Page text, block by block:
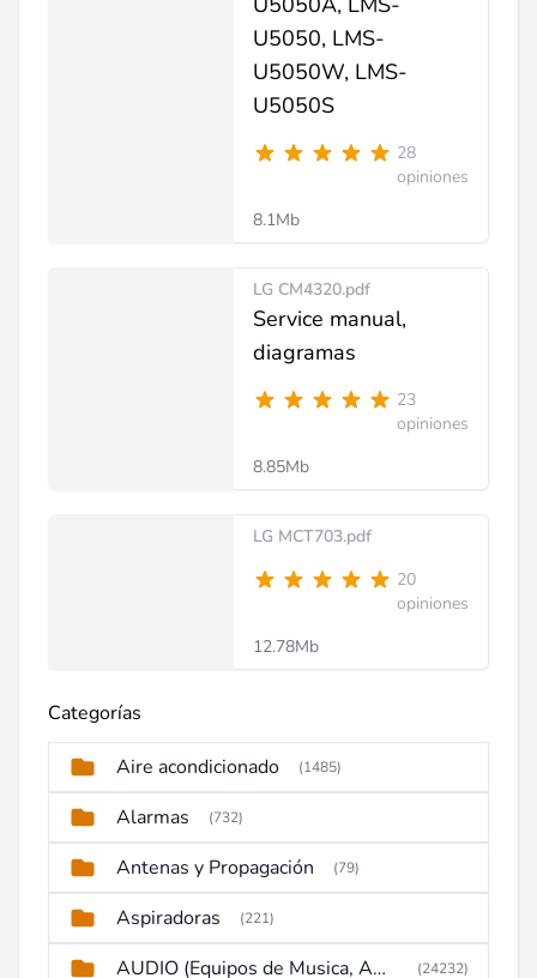
U5050, LMS-
U5050W, LMS-
U5050S
28
opiniones
8.1Mb
LG CM4320.pdf
Service manual,
diagramas
23
opiniones
8.85Mb
LG MCT703.pdf
20
opiniones
12.78Mb
Categorías
Aire acondicionado (1485)
Alarmas (732)
Antenas y Propagación (79)
Aspiradoras (221)
AUDIO (Equipos de Musica, Amplificadores, Reproductores, Etc) (24232)